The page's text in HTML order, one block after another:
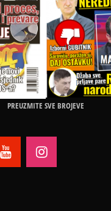
PREUZMITE SVE BROJEVE